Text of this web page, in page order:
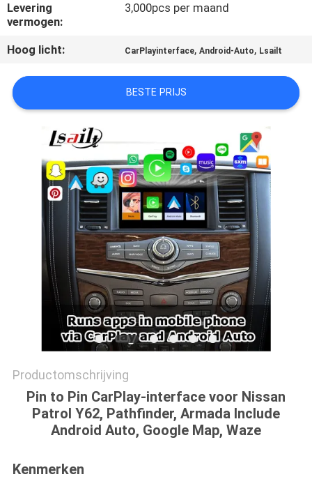
SITEMAP
PRIVACY
POLICY
Levering
vermogen:
3,000pcs per maand
Hoog licht: CarPlayinterface,Android-Auto, Lsailt
BESTE PRIJS
Productomschrijving
Pin to Pin CarPlay-interface voor Nissan
Patrol Y62, Pathfinder, Armada Include
Android Auto, Google Map, Waze
Kenmerken